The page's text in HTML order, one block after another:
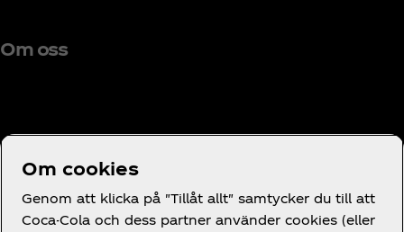
Om oss
Behöver du hjälp?
Om cookies
Genom att klicka på "Tillåt allt" samtycker du till att
Coca-Cola och dess partner använder cookies (eller